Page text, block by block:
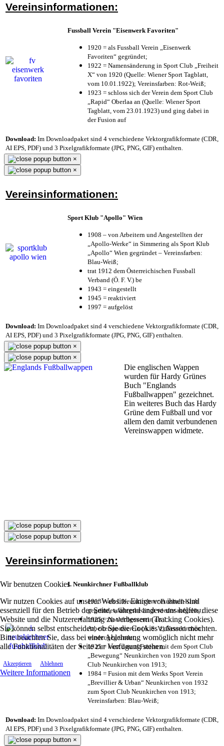
Wir benutzen Cookies
Wir nutzen Cookies auf unserer Website. Einige von ihnen sind
essenziell für den Betrieb der Seite, während andere uns helfen, diese
Website und die Nutzererfahrung zu verbessern (Tracking Cookies).
Sie können selbst entscheiden, ob Sie die Cookies zulassen möchten.
Bitte beachten Sie, dass bei einer Ablehnung womöglich nicht mehr
alle Funktionalitäten der Seite zur Verfügung stehen.
Akzeptieren Ablehnen
Weitere Informationen
Vereinsinformationen:
Fussball Verein "Eisenwerk Favoriten"
1920 = als Fussball Verein „Eisenwerk
Favoriten“ gegründet;
1922 = Namensänderung in Sport Club „Freiheit
X“ von 1920 (Quelle: Wiener Sport Tagblatt,
vom 10.01.1922); Vereinsfarben: Rot-Weiß;
1923 = schloss sich der Verein dem Sport Club
„Rapid“ Oberlaa an (Quelle: Wiener Sport
Tagblatt, vom 23.01.1923) und ging dabei in
der Fusion auf
Download: Im Downloadpaket sind 4 verschiedene Vektorgrafikformate (CDR,
AI EPS, PDF) und 3 Pixelgrafikformate (JPG, PNG, GIF) enthalten.
×
×
Vereinsinformationen:
Sport Klub "Apollo" Wien
1908 – von Arbeitern und Angestellten der
„Apollo-Werke“ in Simmering als Sport Klub
„Apollo“ Wien gegründet – Vereinsfarben:
Blau-Weiß;
trat 1912 dem Österreichischen Fussball
Verband (Ö. F. V.) be
1943 = eingestellt
1945 = reaktiviert
1997 = aufgelöst
Download: Im Downloadpaket sind 4 verschiedene Vektorgrafikformate (CDR,
AI EPS, PDF) und 3 Pixelgrafikformate (JPG, PNG, GIF) enthalten.
×
×
Die englischen Wappen
wurden für Hardy Grünes
Buch "Englands
Fußballwappen" gezeichnet.
Ein weiteres Buch das Hardy
Grüne dem Fußball und vor
allem den damit verbundenen
Vereinswappen widmete.
×
×
Vereinsinformationen:
I. Neunkirchner Fußballklub
1913 = als I. Neunkirchner Fussball-Klub
gegründet, kriegsbedingt wieder aufgelöst;
1925 = Nachfolgeverein als 1.
Arbeitersportverein (A. S. V.) Neunkirchen
wieder gegründet;
1925 = kurz darauf Fusion mit dem Sport Club
„Bewegung“ Neunkirchen von 1920 zum Sport
Club Neunkirchen von 1913;
1984 = Fusion mit dem Werks Sport Verein
„Brevillier & Urban“ Neunkirchen von 1932
zum Sport Club Neunkirchen von 1913;
Vereinsfarben: Blau-Weiß;
Download: Im Downloadpaket sind 4 verschiedene Vektorgrafikformate (CDR,
AI EPS, PDF) und 3 Pixelgrafikformate (JPG, PNG, GIF) enthalten.
×